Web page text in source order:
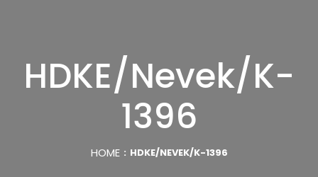
HDKE/Nevek/K-
1396
HOME HDKE/NEVEK/K-1396